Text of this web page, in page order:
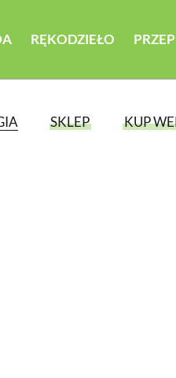
RĘKODZIEŁO
SKLEP KUP